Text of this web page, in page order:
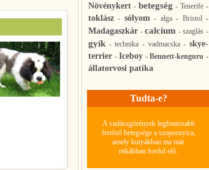
Növénykert - betegség - Tenerife -
toklász - sólyom- alga- Bristol-
Madagaszkár -calcium -szaglás -
gyík-technika - vadmacska-skye-
terrier -Iceboy -Bennett-kenguru -
állatorvosi patika
Tudta-e?
A vadászgörények legfontosabb
fertőző betegsége a szopornyica,
amely kutyákban ma már
ritkábban fordul elő.